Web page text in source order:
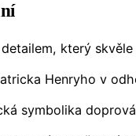
který
Henryho v
symbolika